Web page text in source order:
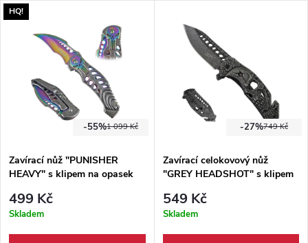
HQ!
1 099 Kč
-55%
Zavírací nůž "PUNISHER
HEAVY" s klipem na opasek
499 Kč
Skladem
749 Kč
-27%
Zavírací celokovový nůž
"GREY HEADSHOT" s klipem
549 Kč
Skladem